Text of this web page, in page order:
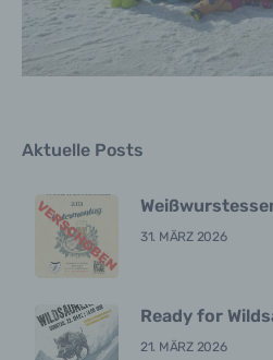
Aktuelle Posts
31. MÄRZ 2026
Ready for
21. MÄRZ 2026
b) betroffene Person
Betroffene Person ist
identifizierbare natürliche
werden.
Verarbeitung ist jeder mit
automatisierter Verfahren
oder jede solche
Zusammenhang mit
wie das Erheben, das
Organisation, das
Anpassung oder